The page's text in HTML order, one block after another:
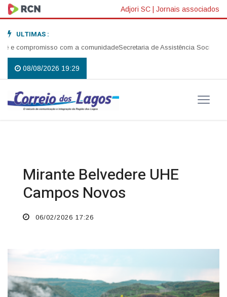
Adjori SC | Jornais associados
ULTIMAS :
com a comunidadeSecretaria de Assistência Social
08/08/2026 19:29
Mirante Belvedere UHE
Campos Novos
06/02/2026 17:26